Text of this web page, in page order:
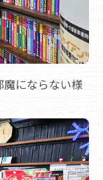
にならない様